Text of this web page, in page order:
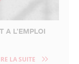
A L’EMPLOI
LA SUITE